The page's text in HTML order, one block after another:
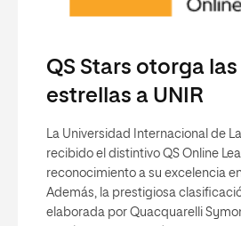
QS Stars otorga
estrellas a UNIR
La Universidad Internacional de
recibido el distintivo QS Online
reconocimiento a su excelencia
Además, la prestigiosa
elaborada por Quacquarelli